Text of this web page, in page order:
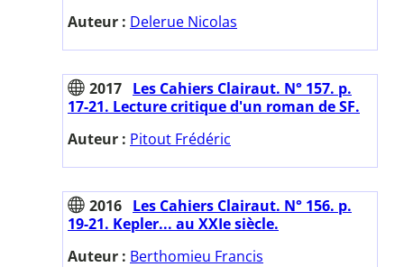
Auteur : Delerue Nicolas
2017 Les Cahiers Clairaut. N° 157. p.
17-21. Lecture critique d'un roman de SF.
Auteur : Pitout Frédéric
2016 Les Cahiers Clairaut. N° 156. p.
19-21. Kepler... au XXIe siècle.
Auteur : Berthomieu Francis